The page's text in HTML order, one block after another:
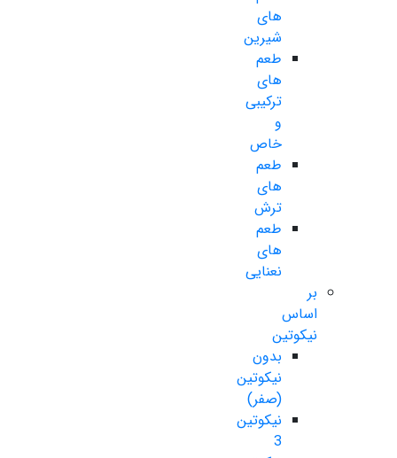
های
شیرین
طعم
های
ترکیبی
و
خاص
طعم
های
ترش
طعم
های
نعنایی
بر
اساس
نیکوتین
بدون
نیکوتین
(صفر)
نیکوتین
3